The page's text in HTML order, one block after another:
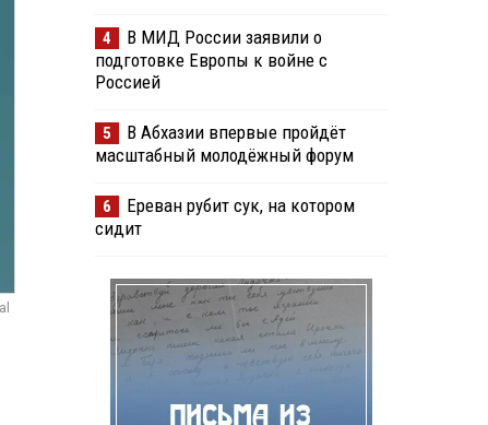
4
В МИД России заявили о
подготовке Европы к войне с
Россией
5
В Абхазии впервые пройдёт
масштабный молодёжный форум
6
Ереван рубит сук, на котором
сидит